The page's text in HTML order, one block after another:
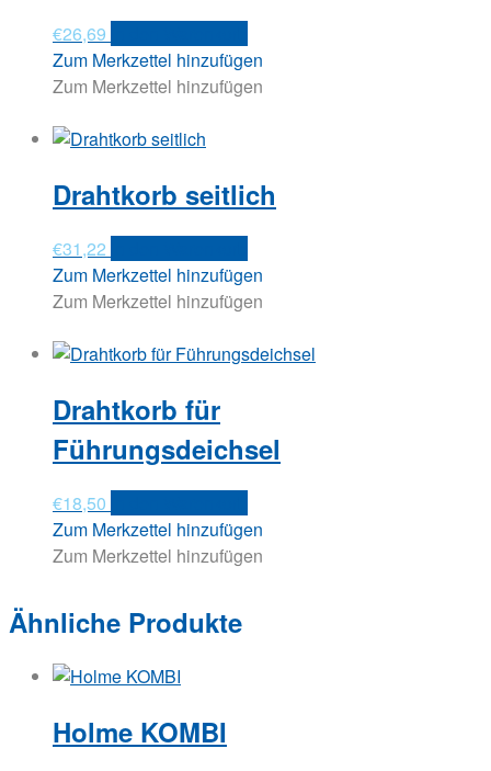
€26,69
Zum Merkzettel hinzufügen
Zum Merkzettel hinzufügen
Drahtkorb seitlich
€31,22
Zum Merkzettel hinzufügen
Zum Merkzettel hinzufügen
Drahtkorb für
Führungsdeichsel
€18,50
Zum Merkzettel hinzufügen
Zum Merkzettel hinzufügen
Ähnliche Produkte
Holme KOMBI